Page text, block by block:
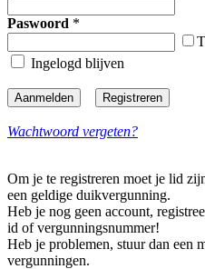
Paswoord *
Ingelogd blijven
Wachtwoord vergeten?
Om je te registreren moet je lid
een geldige duikvergunning.
Heb je nog geen account,
id of vergunningsnummer!
Heb je problemen, stuur dan een
vergunningen.